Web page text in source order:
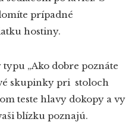
prípadné
hostiny.
„Ako dobre poznáte
skupinky pri stoloch
teste hlavy dokopy a vy
blízku poznajú.